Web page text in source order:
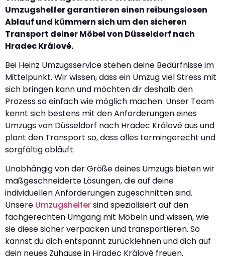
Umzugshelfer garantieren einen reibungslosen
Ablauf und kümmern sich um den sicheren
Transport deiner Möbel von Düsseldorf nach
Hradec Králové.
Bei Heinz Umzugsservice stehen deine Bedürfnisse im
Mittelpunkt. Wir wissen, dass ein Umzug viel Stress mit
sich bringen kann und möchten dir deshalb den
Prozess so einfach wie möglich machen. Unser Team
kennt sich bestens mit den Anforderungen eines
Umzugs von Düsseldorf nach Hradec Králové aus und
plant den Transport so, dass alles termingerecht und
sorgfältig abläuft.
Unabhängig von der Größe deines Umzugs bieten wir
maßgeschneiderte Lösungen, die auf deine
individuellen Anforderungen zugeschnitten sind.
Unsere Umzugshelfersind spezialisiert auf den
fachgerechten Umgang mit Möbeln und wissen, wie
sie diese sicher verpacken und transportieren. So
kannst du dich entspannt zurücklehnen und dich auf
dein neues Zuhause in Hradec Králové freuen.